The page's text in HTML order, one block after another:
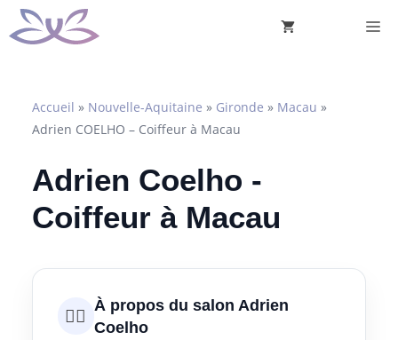
Aller
au
Accueil » Nouvelle-Aquitaine » Gironde » Macau »
Adrien COELHO – Coiffeur à Macau
Adrien Coelho -
Coiffeur à Macau
💇‍♀️ À propos du salon Adrien
Coelho